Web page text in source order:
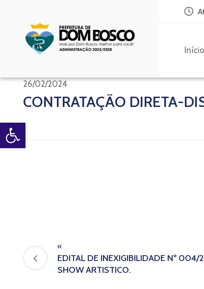
Open toolbar
Início
26/02/2024
CONTRATAÇÃO DIRETA-
«
EDITAL DE INEXIGIBILIDADE Nº 004/
SHOW ARTISTICO.